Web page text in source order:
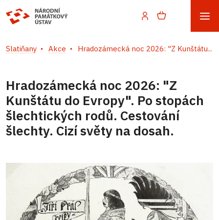
Slatiňany Akce Hradozámecká noc 2026: "Z Kunštátu...
Hradozámecká noc 2026: "Z
Kunštátu do Evropy". Po stopách
šlechtických rodů. Cestování
šlechty. Cizí světy na dosah.